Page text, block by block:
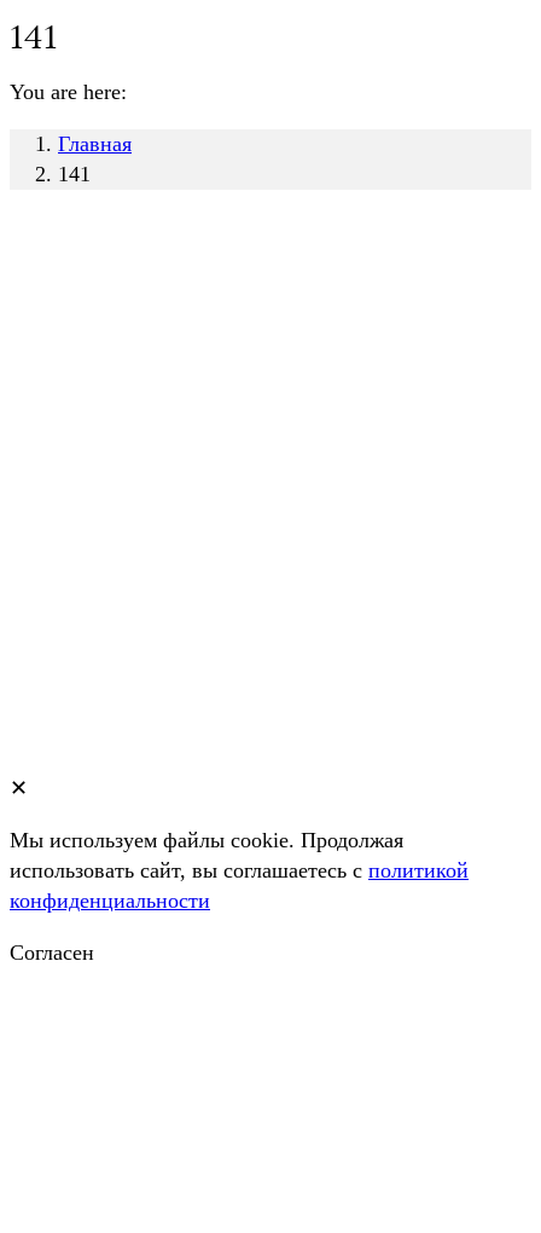
141
You are here:
Главная
141
✕
Мы используем файлы cookie. Продолжая
использовать сайт, вы соглашаетесь c политикой
конфиденциальности
Согласен